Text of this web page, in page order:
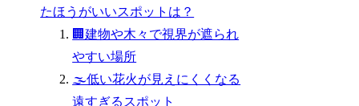
たほうがいいスポットは？
🏢建物や木々で視界が遮られ
やすい場所
🌫️低い花火が見えにくくなる
遠すぎるスポット